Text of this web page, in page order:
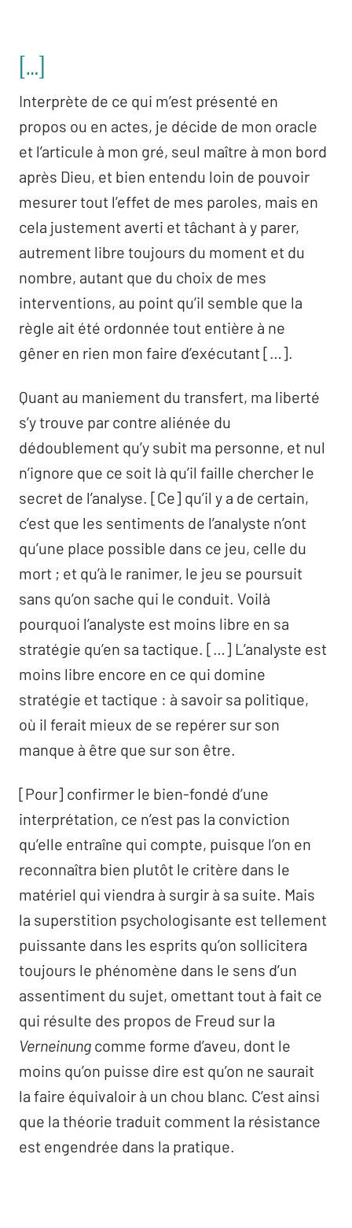
[…]
Interprète de ce qui m’est présenté en
propos ou en actes, je décide de mon oracle
et l’articule à mon gré, seul maître à mon bord
après Dieu, et bien entendu loin de pouvoir
mesurer tout l’effet de mes paroles, mais en
cela justement averti et tâchant à y parer,
autrement libre toujours du moment et du
nombre, autant que du choix de mes
interventions, au point qu’il semble que la
règle ait été ordonnée tout entière à ne
gêner en rien mon faire d’exécutant […].
Quant au maniement du transfert, ma liberté
s’y trouve par contre aliénée du
dédoublement qu’y subit ma personne, et nul
n’ignore que ce soit là qu’il faille chercher le
secret de l’analyse. [Ce] qu’il y a de certain,
c’est que les sentiments de l’analyste n’ont
qu’une place possible dans ce jeu, celle du
mort ; et qu’à le ranimer, le jeu se poursuit
sans qu’on sache qui le conduit. Voilà
pourquoi l’analyste est moins libre en sa
stratégie qu’en sa tactique. […] L’analyste est
moins libre encore en ce qui domine
stratégie et tactique : à savoir sa politique,
où il ferait mieux de se repérer sur son
manque à être que sur son être.
[Pour] confirmer le bien-fondé d’une
interprétation, ce n’est pas la conviction
qu’elle entraîne qui compte, puisque l’on en
reconnaîtra bien plutôt le critère dans le
matériel qui viendra à surgir à sa suite. Mais
la superstition psychologisante est tellement
puissante dans les esprits qu’on sollicitera
toujours le phénomène dans le sens d’un
assentiment du sujet, omettant tout à fait ce
qui résulte des propos de Freud sur la
Verneinung comme forme d’aveu, dont le
moins qu’on puisse dire est qu’on ne saurait
la faire équivaloir à un chou blanc. C’est ainsi
que la théorie traduit comment la résistance
est engendrée dans la pratique.